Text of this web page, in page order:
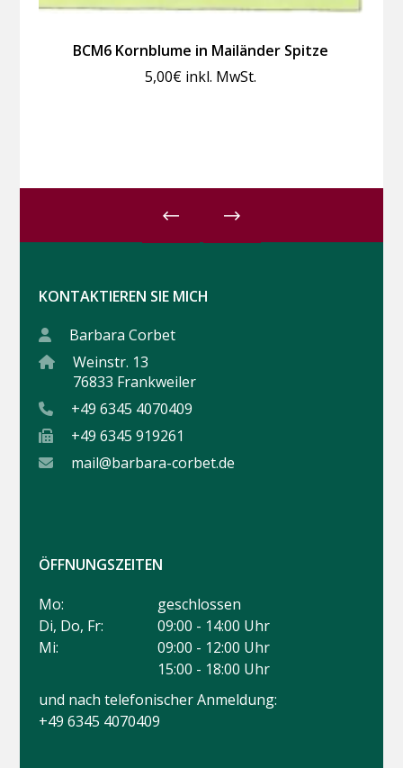
BCM6 Kornblume in Mailänder Spitze
5,00€ inkl. MwSt.
KONTAKTIEREN SIE MICH
Barbara Corbet
Weinstr. 13
76833 Frankweiler
+49 6345 4070409
+49 6345 919261
mail@barbara-corbet.de
ÖFFNUNGSZEITEN
Mo:
geschlossen
Di, Do, Fr:
09:00 - 14:00 Uhr
Mi:
09:00 - 12:00 Uhr
15:00 - 18:00 Uhr
und nach telefonischer Anmeldung:
+49 6345 4070409